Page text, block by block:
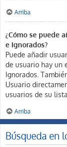
Arriba
¿Cómo se puede
e Ignorados?
Puede añadir
de usuario hay un
Ignorados.
Usuario
usuarios de su
Arriba
Búsqueda en